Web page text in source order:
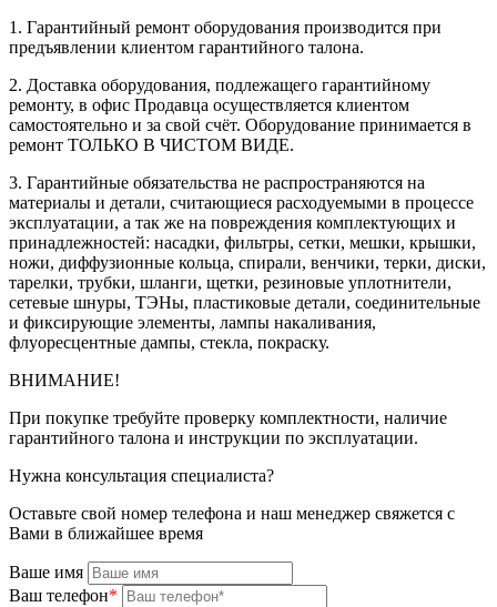
1. Гарантийный ремонт оборудования производится при
предъявлении клиентом гарантийного талона.
2. Доставка оборудования, подлежащего гарантийному
ремонту, в офис Продавца осуществляется клиентом
самостоятельно и за свой счёт. Оборудование принимается в
ремонт ТОЛЬКО В ЧИСТОМ ВИДЕ.
3. Гарантийные обязательства не распространяются на
материалы и детали, считающиеся расходуемыми в процессе
эксплуатации, а так же на повреждения комплектующих и
принадлежностей: насадки, фильтры, сетки, мешки, крышки,
ножи, диффузионные кольца, спирали, венчики, терки, диски,
тарелки, трубки, шланги, щетки, резиновые уплотнители,
сетевые шнуры, ТЭНы, пластиковые детали, соединительные
и фиксирующие элементы, лампы накаливания,
флуоресцентные дампы, стекла, покраску.
ВНИМАНИЕ!
При покупке требуйте проверку комплектности, наличие
гарантийного талона и инструкции по эксплуатации.
Нужна консультация специалиста?
Оставьте свой номер телефона и наш менеджер свяжется с
Вами в ближайшее время
Ваше имя
Ваш телефон*